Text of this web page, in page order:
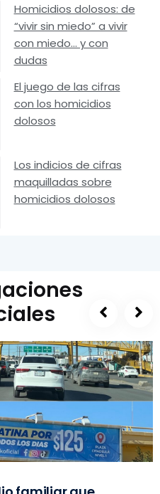
Homicidios dolosos: de
“vivir sin miedo” a vivir
con miedo… y con
dudas
El juego de las cifras
con los homicidios
dolosos
Los indicios de cifras
maquilladas sobre
homicidios dolosos